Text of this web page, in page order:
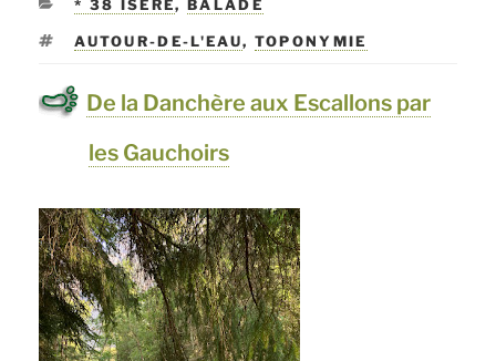
CATÉGORIES
* 38 ISÈRE,BALADE
ÉTIQUETTES
AUTOUR-DE-L'EAU, TOPONYMIE
De la Danchère aux Escallons par
les Gauchoirs